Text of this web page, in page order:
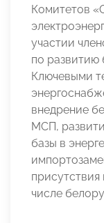
Комитетов
участии
по развитию
Ключевыми
внедрение
МСП,
базы в
числе